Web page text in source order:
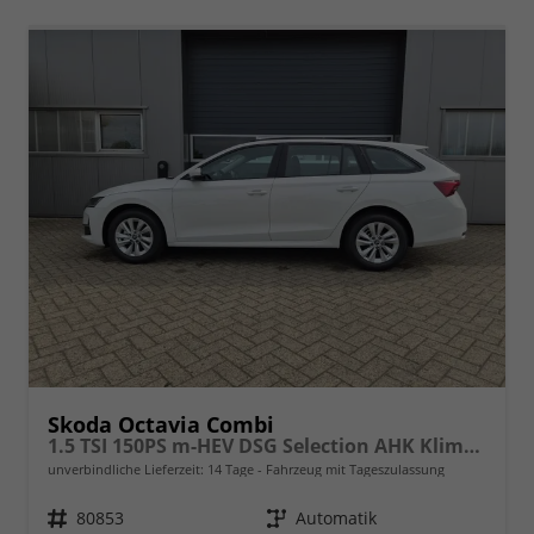
Skoda Octavia Combi
1.5 TSI 150PS m-HEV DSG Selection AHK Klimaautomatik ACC PDC v+h Rückf.Kamera Sitzheizung TWA Apple CarPlay Android Auto 16"LM
unverbindliche Lieferzeit: 14 Tage Fahrzeug mit Tageszulassung
Fahrzeugnr. 80853 Getriebe Automatik